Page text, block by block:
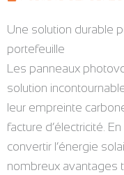
Une solution durable
portefeuille
Les panneaux
solution
leur empreinte
facture d’électricité.
convertir l’énergie
nombreux avantages